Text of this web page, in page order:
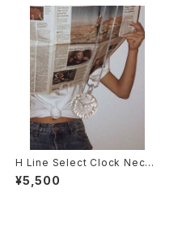
H Line Select Clock Neckl
ace
¥5,500